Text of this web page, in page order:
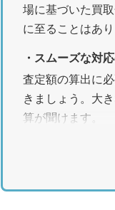
場に基づいた買
に至ることはあり
・スムーズな対
査定額の算出に
きましょう。大
算が聞けます。
・電話査定の金
電話では車の詳
す。実査定で外